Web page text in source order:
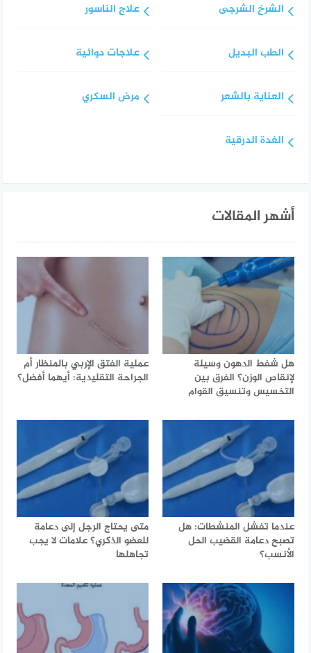
الشرخ الشرجى
الطب البديل
العناية بالشعر
الغدة الدرقية
علاج الناسور
علاجات دوائية
مرض السكري
أشهر المقالات
هل شفط الدهون وسيلة
لإنقاص الوزن؟ الفرق بين
التخسيس وتنسيق القوام
عملية الفتق الإربي بالمنظار أم
الجراحة التقليدية: أيهما أفضل؟
عندما تفشل المنشطات: هل
تصبح دعامة القضيب الحل
الأنسب؟
متى يحتاج الرجل إلى دعامة
للعضو الذكري؟ علامات لا يجب
تجاهلها